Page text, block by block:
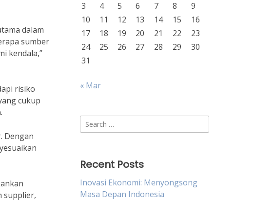
dalam
sumber
kendala,”
risiko
cukup
Dengan
supplier,
3
4 5 6 7 8
9
10
11 12 13 14 15
16
17
18 19 20 21 22
23
24
25 26 27 28 29
30
31
« Mar
Search
for:
Recent Posts
Inovasi Ekonomi: Menyongsong
Masa Depan Indonesia